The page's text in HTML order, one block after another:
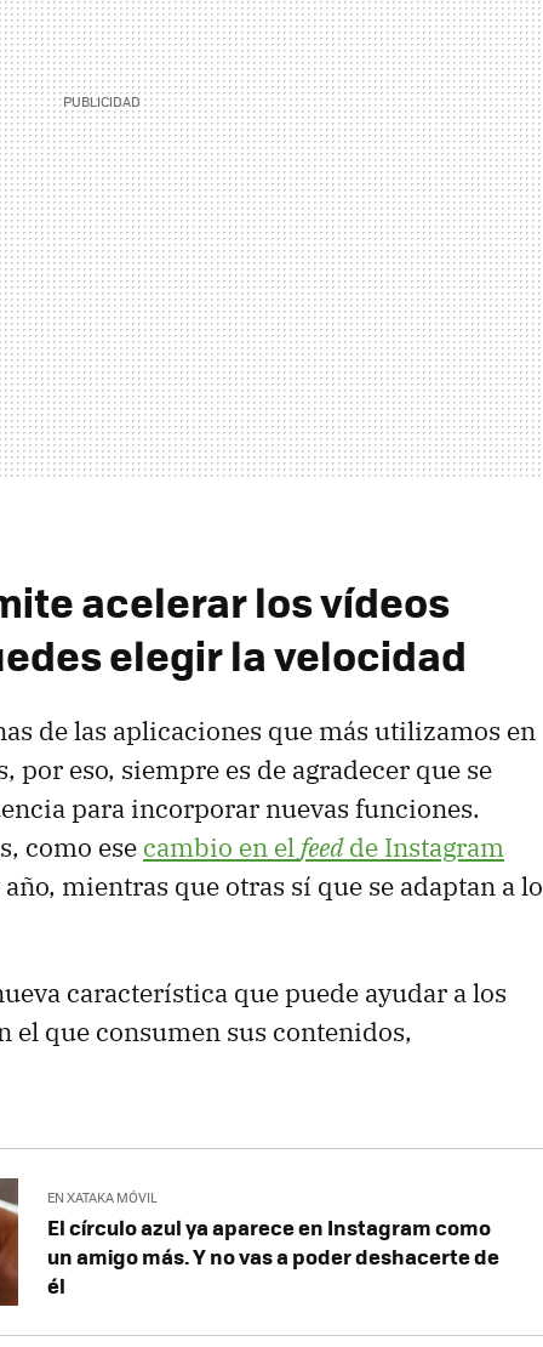
acelerar los vídeos
elegir la velocidad
de las aplicaciones que más utilizamos en
eso, siempre es de agradecer que se
para incorporar nuevas funciones.
como ese cambio en elfeedde Instagram
mientras que otras sí que se adaptan a lo
característica que puede ayudar a los
el que consumen sus contenidos,
EN XATAKA MÓVIL
El círculo azul ya aparece en Instagram como
un amigo más. Y no vas a poder deshacerte de
él